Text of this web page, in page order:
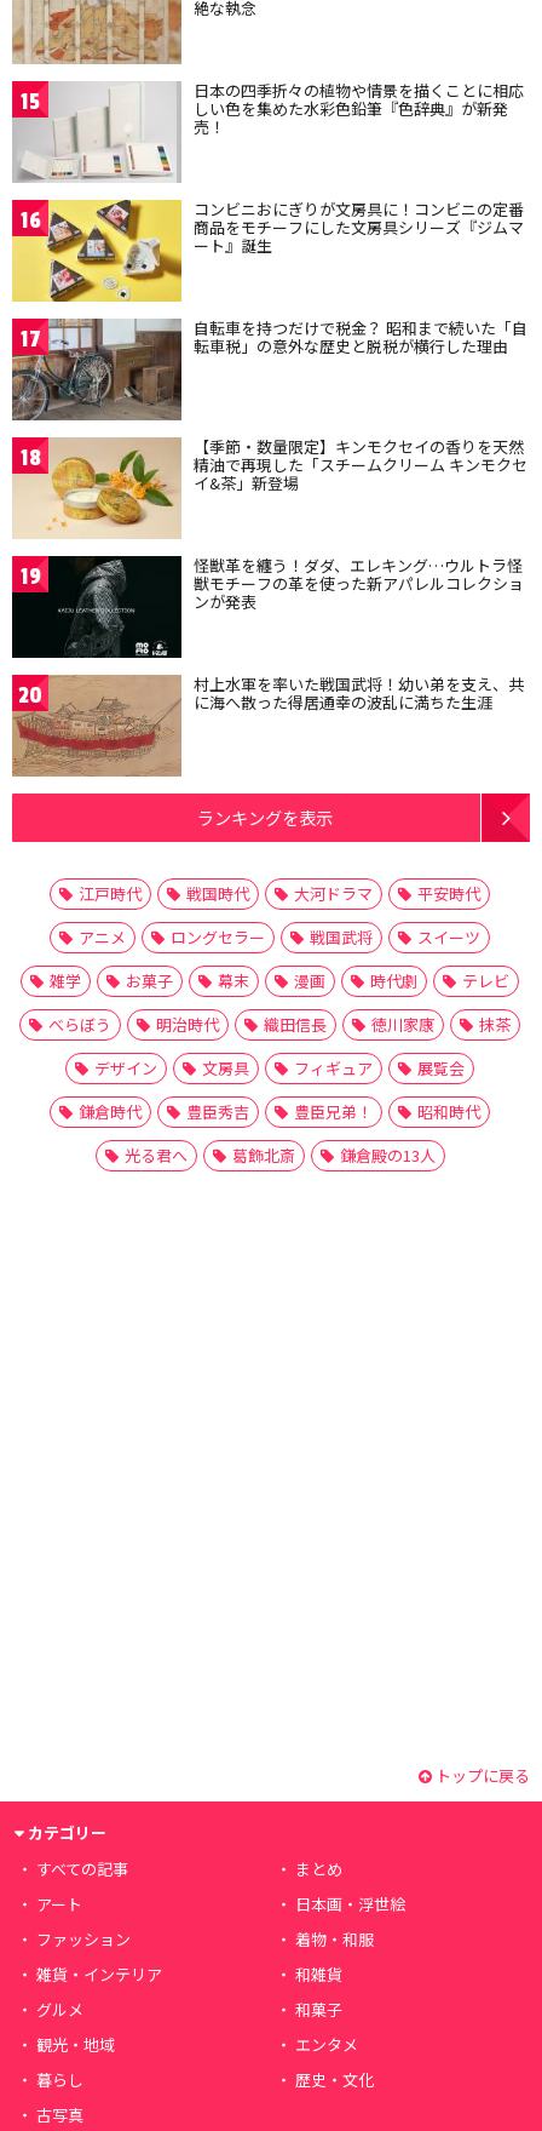
絶な執念
15 日本の四季折々の植物や情景を描くことに相応
しい色を集めた水彩色鉛筆『色辞典』が新発
売！
16 コンビニおにぎりが文房具に！コンビニの定番
商品をモチーフにした文房具シリーズ『ジムマ
ート』誕生
17 自転車を持つだけで税金？ 昭和まで続いた「自
転車税」の意外な歴史と脱税が横行した理由
18 【季節・数量限定】キンモクセイの香りを天然
精油で再現した「スチームクリーム キンモクセ
イ&茶」新登場
19 怪獣革を纏う！ダダ、エレキング…ウルトラ怪
獣モチーフの革を使った新アパレルコレクショ
ンが発表
20 村上水軍を率いた戦国武将！幼い弟を支え、共
に海へ散った得居通幸の波乱に満ちた生涯
ランキングを表示
江戸時代 戦国時代 大河ドラマ
平安時代
アニメ
ロングセラー 戦国武将
スイーツ
雑学
お菓子 幕末 漫画 時代劇
テレビ
べらぼう
明治時代 織田信長 徳川家康
抹茶
デザイン
文房具 フィギュア
展覧会
鎌倉時代
豊臣秀吉 豊臣兄弟！
昭和時代
光る君へ
葛飾北斎 鎌倉殿の13人
トップに戻る
カテゴリー
すべての記事
まとめ
アート
日本画・浮世絵
ファッション
着物・和服
雑貨・インテリア
和雑貨
グルメ
和菓子
観光・地域
エンタメ
暮らし
歴史・文化
古写真